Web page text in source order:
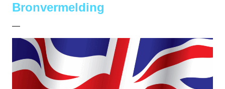
Bronvermelding
—